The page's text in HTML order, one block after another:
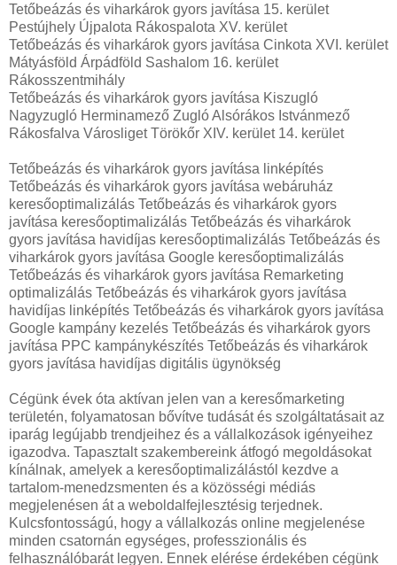
Tetőbeázás és viharkárok gyors javítása 15. kerület
Pestújhely Újpalota Rákospalota XV. kerület
Tetőbeázás és viharkárok gyors javítása Cinkota XVI. kerület
Mátyásföld Árpádföld Sashalom 16. kerület
Rákosszentmihály
Tetőbeázás és viharkárok gyors javítása Kiszugló
Nagyzugló Herminamező Zugló Alsórákos Istvánmező
Rákosfalva Városliget Törökőr XIV. kerület 14. kerület
Tetőbeázás és viharkárok gyors javítása linképítés
Tetőbeázás és viharkárok gyors javítása webáruház
keresőoptimalizálás Tetőbeázás és viharkárok gyors
javítása keresőoptimalizálás Tetőbeázás és viharkárok
gyors javítása havidíjas keresőoptimalizálás Tetőbeázás és
viharkárok gyors javítása Google keresőoptimalizálás
Tetőbeázás és viharkárok gyors javítása Remarketing
optimalizálás Tetőbeázás és viharkárok gyors javítása
havidíjas linképítés Tetőbeázás és viharkárok gyors javítása
Google kampány kezelés Tetőbeázás és viharkárok gyors
javítása PPC kampánykészítés Tetőbeázás és viharkárok
gyors javítása havidíjas digitális ügynökség
Cégünk évek óta aktívan jelen van a keresőmarketing
területén, folyamatosan bővítve tudását és szolgáltatásait az
iparág legújabb trendjeihez és a vállalkozások igényeihez
igazodva. Tapasztalt szakembereink átfogó megoldásokat
kínálnak, amelyek a keresőoptimalizálástól kezdve a
tartalom-menedzsmenten és a közösségi médiás
megjelenésen át a weboldalfejlesztésig terjednek.
Kulcsfontosságú, hogy a vállalkozás online megjelenése
minden csatornán egységes, professzionális és
felhasználóbarát legyen. Ennek elérése érdekében cégünk